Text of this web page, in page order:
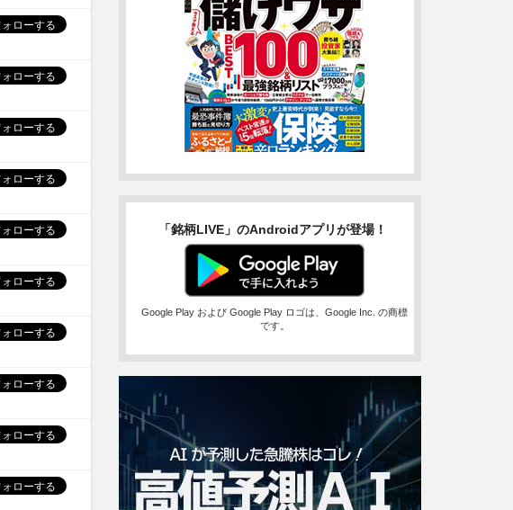
「銘柄LIVE」のAndroidアプリが登場！
Google Play および Google Play ロゴは、Google Inc. の商標
です。